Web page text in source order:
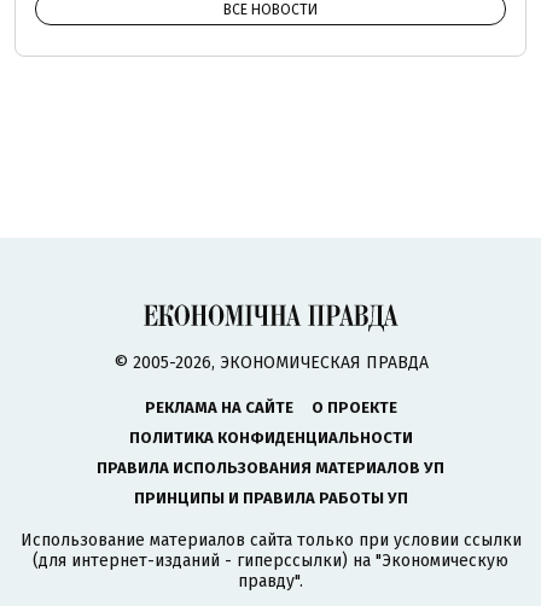
ВСЕ НОВОСТИ
© 2005-2026, ЭКОНОМИЧЕСКАЯ ПРАВДА
РЕКЛАМА НА САЙТЕ
О ПРОЕКТЕ
ПОЛИТИКА КОНФИДЕНЦИАЛЬНОСТИ
ПРАВИЛА ИСПОЛЬЗОВАНИЯ МАТЕРИАЛОВ УП
ПРИНЦИПЫ И ПРАВИЛА РАБОТЫ УП
Использование материалов сайта только при условии ссылки
(для интернет-изданий - гиперссылки) на "Экономическую
правду".